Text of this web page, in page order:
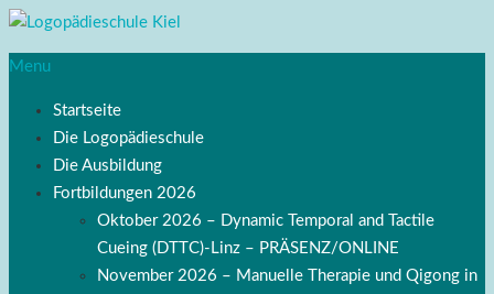
Menu
Startseite
Die Logopädieschule
Die Ausbildung
Fortbildungen 2026
Oktober 2026 – Dynamic Temporal and Tactile
Cueing (DTTC)-Linz – PRÄSENZ/ONLINE
November 2026 – Manuelle Therapie und Qigong in